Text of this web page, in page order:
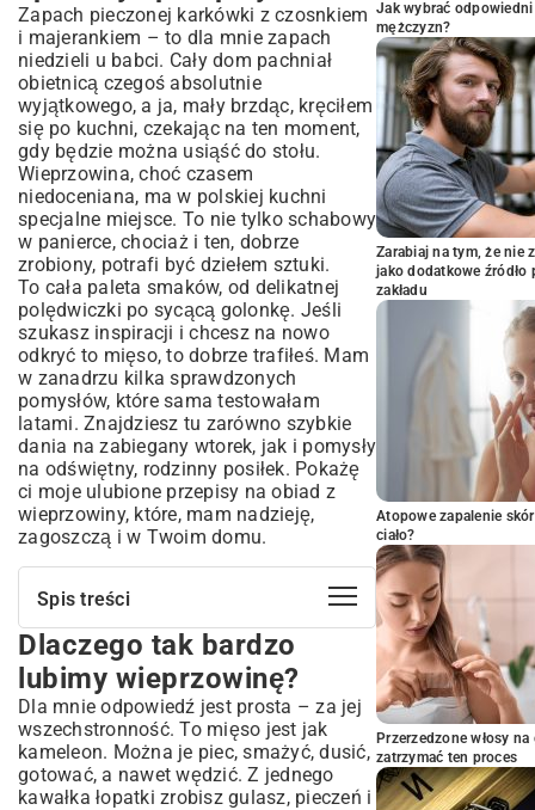
Zapach pieczonej karkówki z czosnkiem
i majerankiem – to dla mnie zapach
niedzieli u babci. Cały dom pachniał
obietnicą czegoś absolutnie
wyjątkowego, a ja, mały brzdąc, kręciłem
się po kuchni, czekając na ten moment,
gdy będzie można usiąść do stołu.
Wieprzowina, choć czasem
niedoceniana, ma w polskiej kuchni
specjalne miejsce. To nie tylko schabowy
w panierce, chociaż i ten, dobrze
zrobiony, potrafi być dziełem sztuki.
To cała paleta smaków, od delikatnej
polędwiczki po sycącą golonkę. Jeśli
szukasz inspiracji i chcesz na nowo
odkryć to mięso, to dobrze trafiłeś. Mam
w zanadrzu kilka sprawdzonych
pomysłów, które sama testowałam
latami. Znajdziesz tu zarówno szybkie
dania na zabiegany wtorek, jak i pomysły
na odświętny, rodzinny posiłek. Pokażę
ci moje ulubione przepisy na obiad z
wieprzowiny, które, mam nadzieję,
zagoszczą i w Twoim domu.
Spis treści
Dlaczego tak bardzo lubimy
wieprzowinę?
Mały sekret każdego kucharza: jak
wybrać i przygotować mięso
Kiedy czas to luksus. Błyskawiczne
dania z wieprzowiny
Gotowanie bez stresu – wieprzowina dla
Dlaczego tak bardzo
lubimy wieprzowinę?
Dla mnie odpowiedź jest prosta – za jej
wszechstronność. To mięso jest jak
kameleon. Można je piec, smażyć, dusić,
gotować, a nawet wędzić. Z jednego
kawałka łopatki zrobisz gulasz, pieczeń i
Jak wybrać
mężczyzn?
Zarabiaj na tym, że nie
jako dodatkowe
zakładu
Atopowe zapalenie
ciało?
Przerzedzone włosy
zatrzymać ten proces